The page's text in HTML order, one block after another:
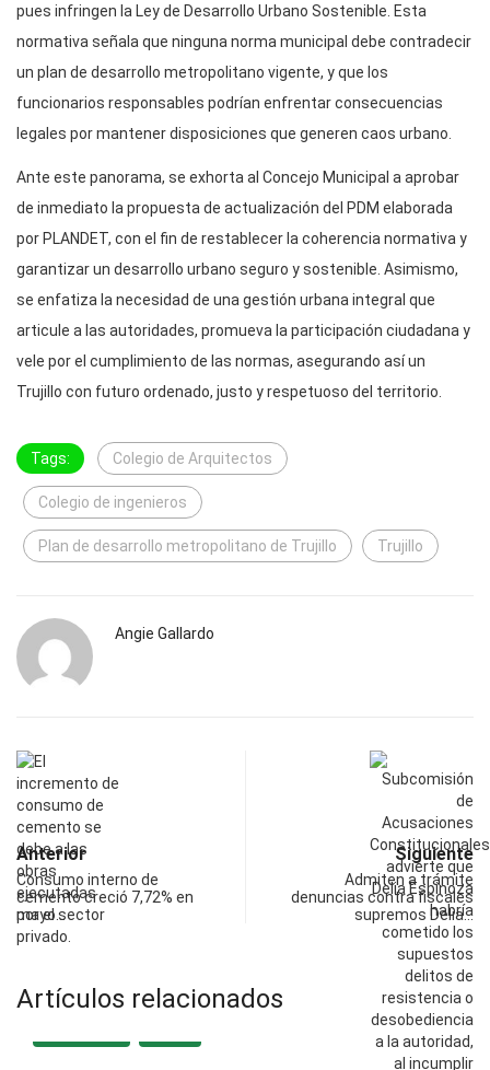
pues infringen la Ley de Desarrollo Urbano Sostenible. Esta
normativa señala que ninguna norma municipal debe contradecir
un plan de desarrollo metropolitano vigente, y que los
funcionarios responsables podrían enfrentar consecuencias
legales por mantener disposiciones que generen caos urbano.
Ante este panorama, se exhorta al Concejo Municipal a aprobar
de inmediato la propuesta de actualización del PDM elaborada
por PLANDET, con el fin de restablecer la coherencia normativa y
garantizar un desarrollo urbano seguro y sostenible. Asimismo,
se enfatiza la necesidad de una gestión urbana integral que
articule a las autoridades, promueva la participación ciudadana y
vele por el cumplimiento de las normas, asegurando así un
Trujillo con futuro ordenado, justo y respetuoso del territorio.
Tags: Colegio de Arquitectos
Colegio de ingenieros
Plan de desarrollo metropolitano de Trujillo Trujillo
Angie Gallardo
Anterior
Consumo interno de
cemento creció 7,72% en
mayo…
Siguiente
Admiten a trámite
denuncias contra fiscales
supremos Delia…
Artículos relacionados